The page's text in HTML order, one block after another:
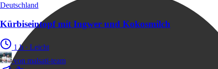
Deutschland
Kürbiseintopf mit Ingwer und Kokosmilch
1 h · Leicht
von malsati-team